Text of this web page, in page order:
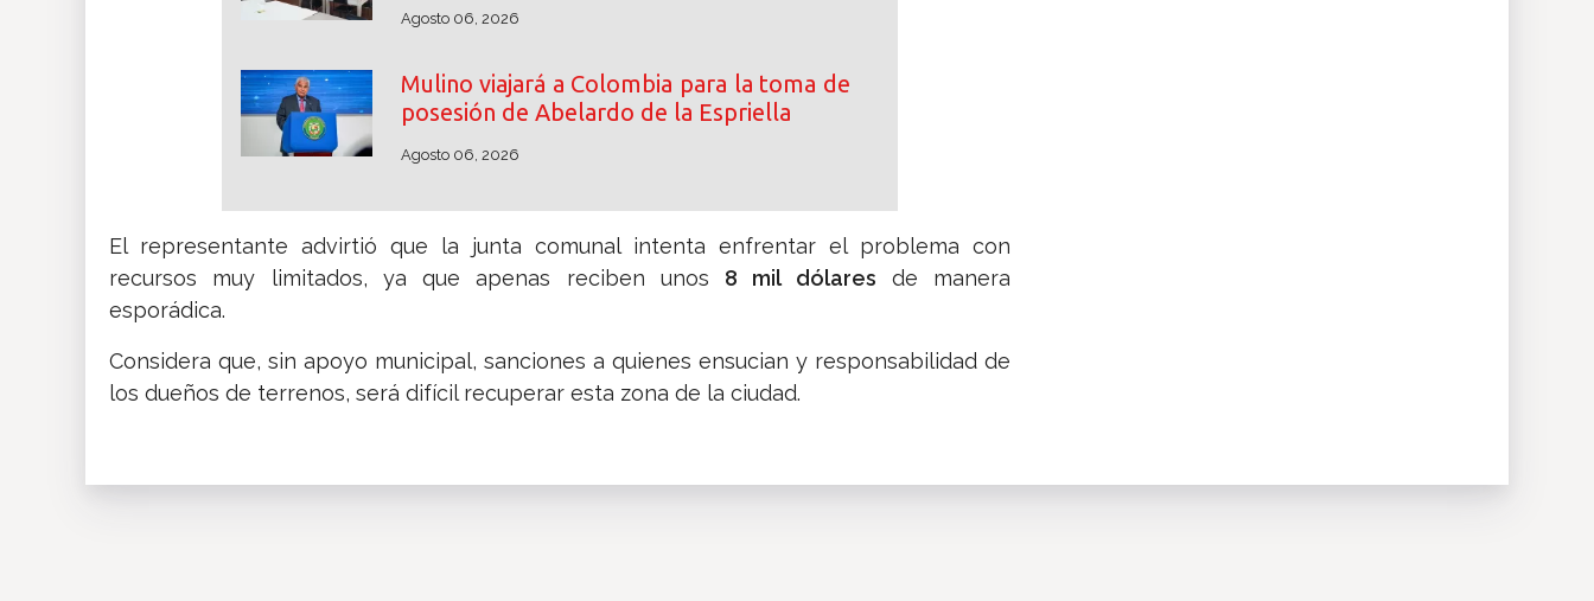
Agosto 06, 2026
Mulino viajará a Colombia para la toma de
posesión de Abelardo de la Espriella
Agosto 06, 2026
El representante advirtió que la junta comunal intenta enfrentar el problema con
recursos muy limitados, ya que apenas reciben unos 8 mil dólares de manera
esporádica.
Considera que, sin apoyo municipal, sanciones a quienes ensucian y responsabilidad de
los dueños de terrenos, será difícil recuperar esta zona de la ciudad.